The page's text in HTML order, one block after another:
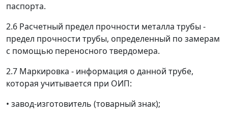
паспорта.
2.6 Расчетный предел прочности металла трубы -
предел прочности трубы, определенный по замерам
с помощью переносного твердомера.
2.7 Маркировка - информация о данной трубе,
которая учитывается при ОИП:
• завод-изготовитель (товарный знак);